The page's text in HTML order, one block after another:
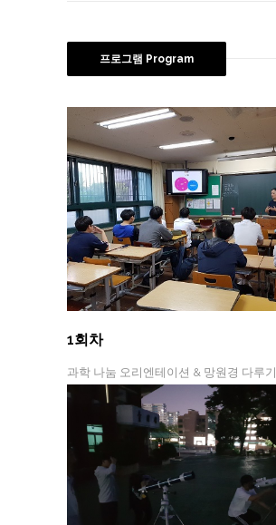
프로그램 Program
1회차
과학 나눔 오리엔테이션 & 망원경 다루기